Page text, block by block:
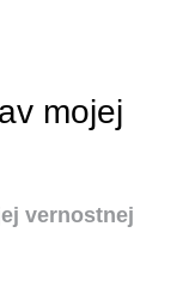
mojej
vernostnej